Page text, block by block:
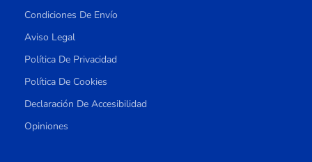
Condiciones De Envío
Aviso Legal
Política De Privacidad
Política De Cookies
Declaración De Accesibilidad
Opiniones